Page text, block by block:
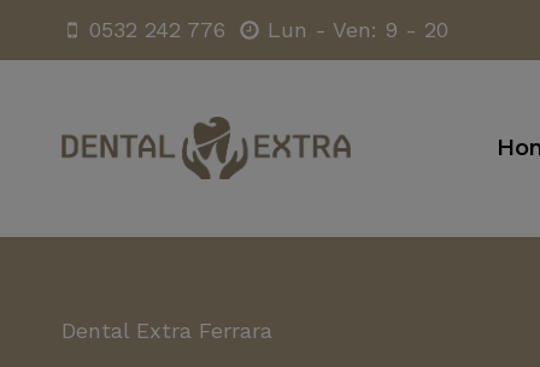
0532 242 776 Lun - Ven: 9 - 20
Dental Extra Ferrara